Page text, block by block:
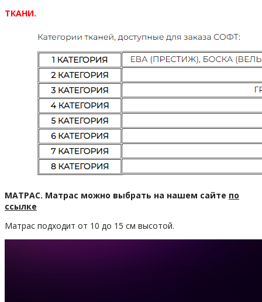
ТКАНИ.
МАТРАС. Матрас можно выбрать на нашем сайте по
ссылке
Матрас подходит от 10 до 15 см высотой.